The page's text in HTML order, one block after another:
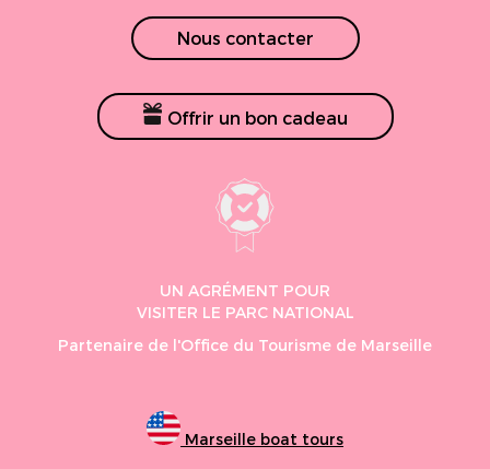
Nous contacter
Offrir un bon cadeau
UN AGRÉMENT POUR
VISITER LE PARC NATIONAL
Partenaire de l'Office du Tourisme de Marseille
Marseille boat tours